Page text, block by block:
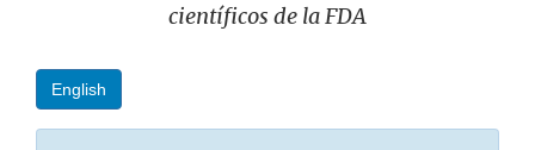
científicos de la FDA
English